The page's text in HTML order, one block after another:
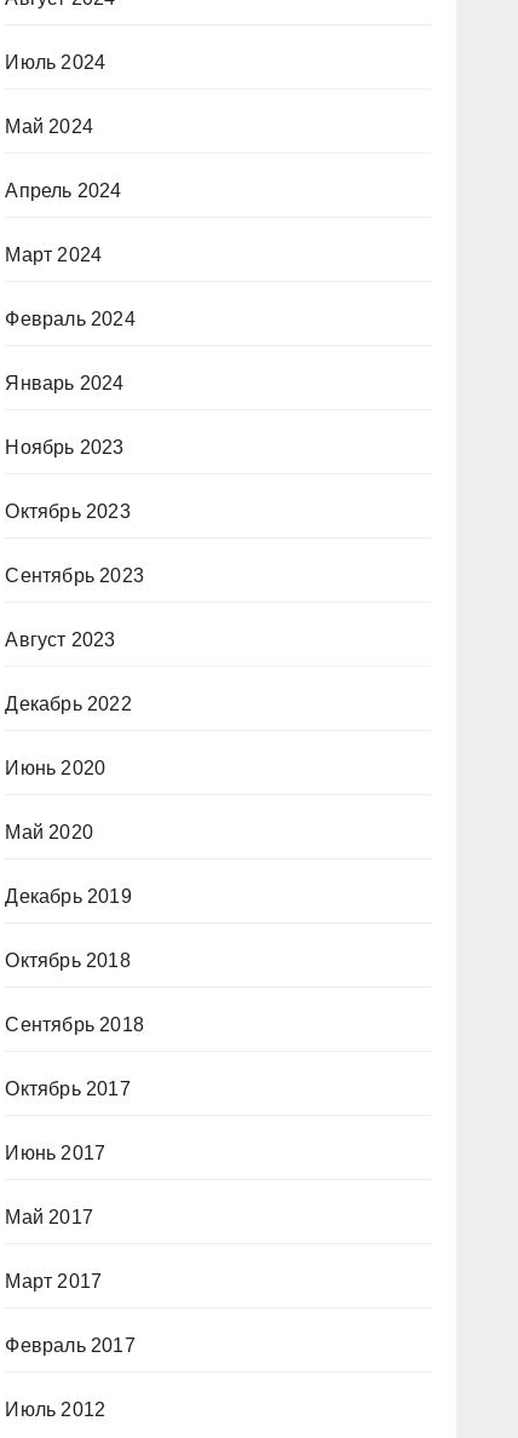
Июль 2024
Май 2024
Апрель 2024
Март 2024
Февраль 2024
Январь 2024
Ноябрь 2023
Октябрь 2023
Сентябрь 2023
Август 2023
Декабрь 2022
Июнь 2020
Май 2020
Декабрь 2019
Октябрь 2018
Сентябрь 2018
Октябрь 2017
Июнь 2017
Май 2017
Март 2017
Февраль 2017
Июль 2012